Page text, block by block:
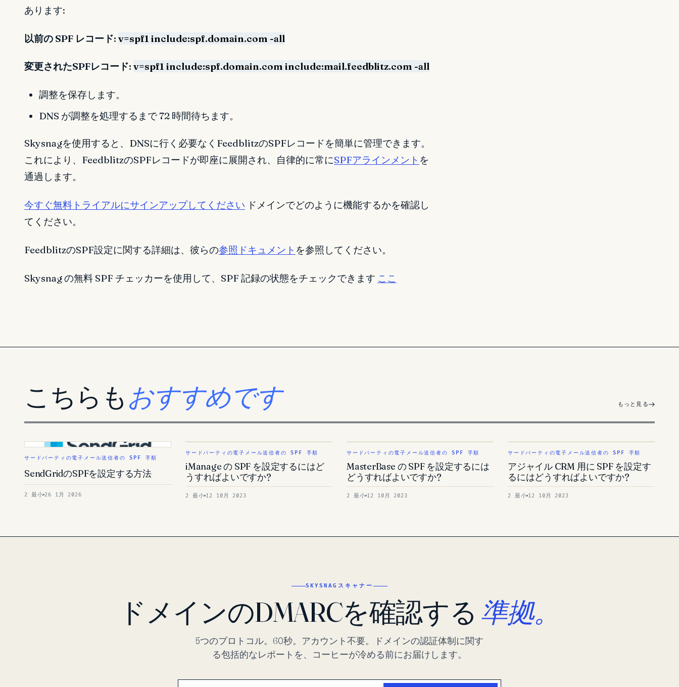
あります:
以前の SPF レコード: v=spf1 include:spf.domain.com -all
変更されたSPFレコード: v=spf1 include:spf.domain.com include:mail.feedblitz.com -all
調整を保存します。
DNS が調整を処理するまで 72 時間待ちます。
Skysnagを使用すると、DNSに行く必要なくFeedblitzのSPFレコードを簡単に管理できます。
これにより、FeedblitzのSPFレコードが即座に展開され、自律的に常にSPFアラインメント を
通過します。
今すぐ無料トライアルにサインアップしてください ドメインでどのように機能するかを確認し
てください。
FeedblitzのSPF設定に関する詳細は、彼らの参照ドキュメント を参照してください。
Skysnag の無料 SPF チェッカーを使用して、SPF 記録の状態をチェックできます ここ
こちらもおすすめです もっと見る
サードパーティの電子メール送信者の SPF 手順
SendGridのSPFを設定する方法
2 最小 26 1月 2026
サードパーティの電子メール送信者の SPF 手順
iManage の SPF を設定するにはど
うすればよいですか?
2 最小 12 10月 2023
サードパーティの電子メール送信者の SPF 手順
MasterBase の SPF を設定するには
どうすればよいですか?
2 最小 12 10月 2023
サードパーティの電子メール送信者の SPF 手順
アジャイル CRM 用に SPF を設定す
るにはどうすればよいですか?
2 最小 12 10月 2023
SKYSNAGスキャナー
ドメインのDMARCを確認する 準拠。
5つのプロトコル。60秒。アカウント不要。ドメインの認証体制に関す
る包括的なレポートを、コーヒーが冷める前にお届けします。